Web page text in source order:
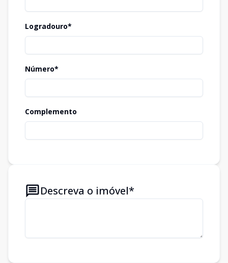
Logradouro*
Número*
Complemento
Descreva o imóvel*